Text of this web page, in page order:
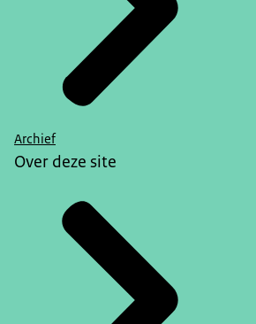
Archief
Over deze site